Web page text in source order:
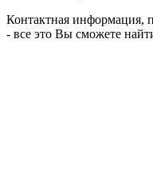
Контактная информация,
- все это Вы сможете